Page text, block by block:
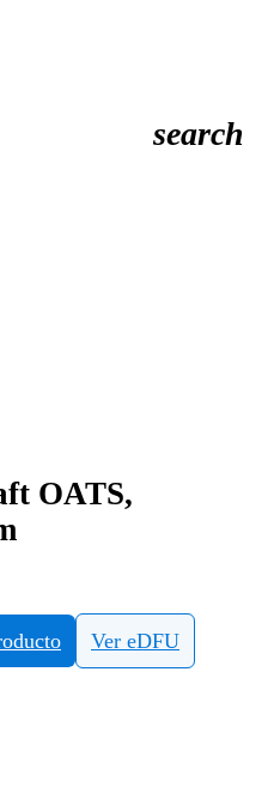
search
OATS,
Ver eDFU